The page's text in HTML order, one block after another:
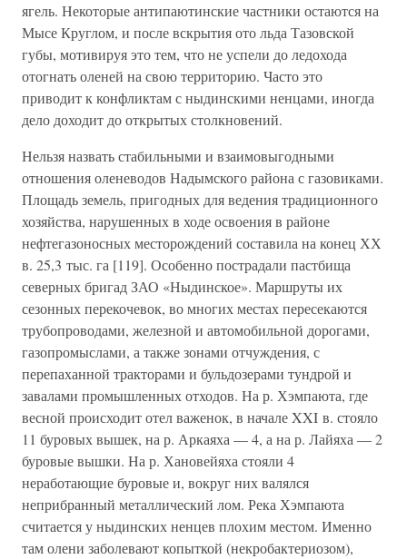
ягель. Некоторые антипаютинские частники остаются на
Мысе Круглом, и после вскрытия ото льда Тазовской
губы, мотивируя это тем, что не успели до ледохода
отогнать оленей на свою территорию. Часто это
приводит к конфликтам с ныдинскими ненцами, иногда
дело доходит до открытых столкновений.
Нельзя назвать стабильными и взаимовыгодными
отношения оленеводов Надымского района с газовиками.
Площадь земель, пригодных для ведения традиционного
хозяйства, нарушенных в ходе освоения в районе
нефтегазоносных месторождений составила на конец ХХ
в. 25,3 тыс. га [119]. Особенно пострадали пастбища
северных бригад ЗАО «Ныдинское». Маршруты их
сезонных перекочевок, во многих местах пересекаются
трубопроводами, железной и автомобильной дорогами,
газопромыслами, а также зонами отчуждения, с
перепаханной тракторами и бульдозерами тундрой и
завалами промышленных отходов. На р. Хэмпаюта, где
весной происходит отел важенок, в начале XXI в. стояло
11 буровых вышек, на р. Аркаяха — 4, а на р. Лайяха — 2
буровые вышки. На р. Хановейяха стояли 4
неработающие буровые и, вокруг них валялся
неприбранный металлический лом. Река Хэмпаюта
считается у ныдинских ненцев плохим местом. Именно
там олени заболевают копыткой (некробактериозом),